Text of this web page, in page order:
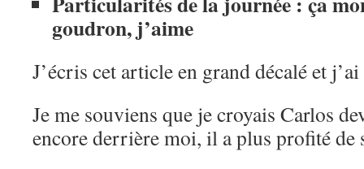
goudron, j’aime
J’écris cet article en grand décalé et
Je me souviens que je croyais Carlos
encore derrière moi, il a plus profité